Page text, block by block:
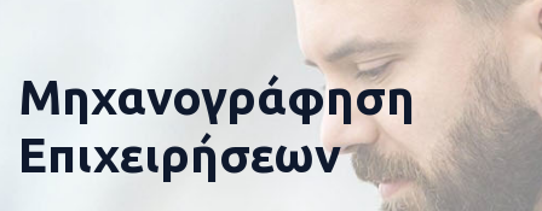
Μηχανογράφηση
Επιχειρήσεων